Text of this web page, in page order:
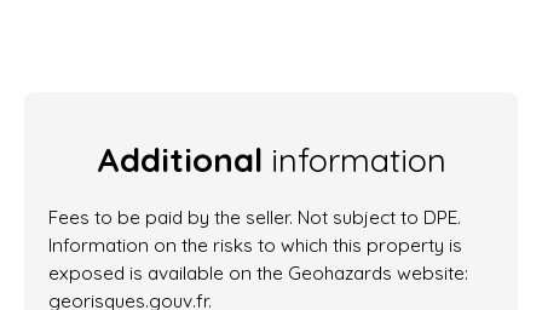
Additional information
Fees to be paid by the seller. Not subject to DPE.
Information on the risks to which this property is
exposed is available on the Geohazards website:
georisques.gouv.fr.